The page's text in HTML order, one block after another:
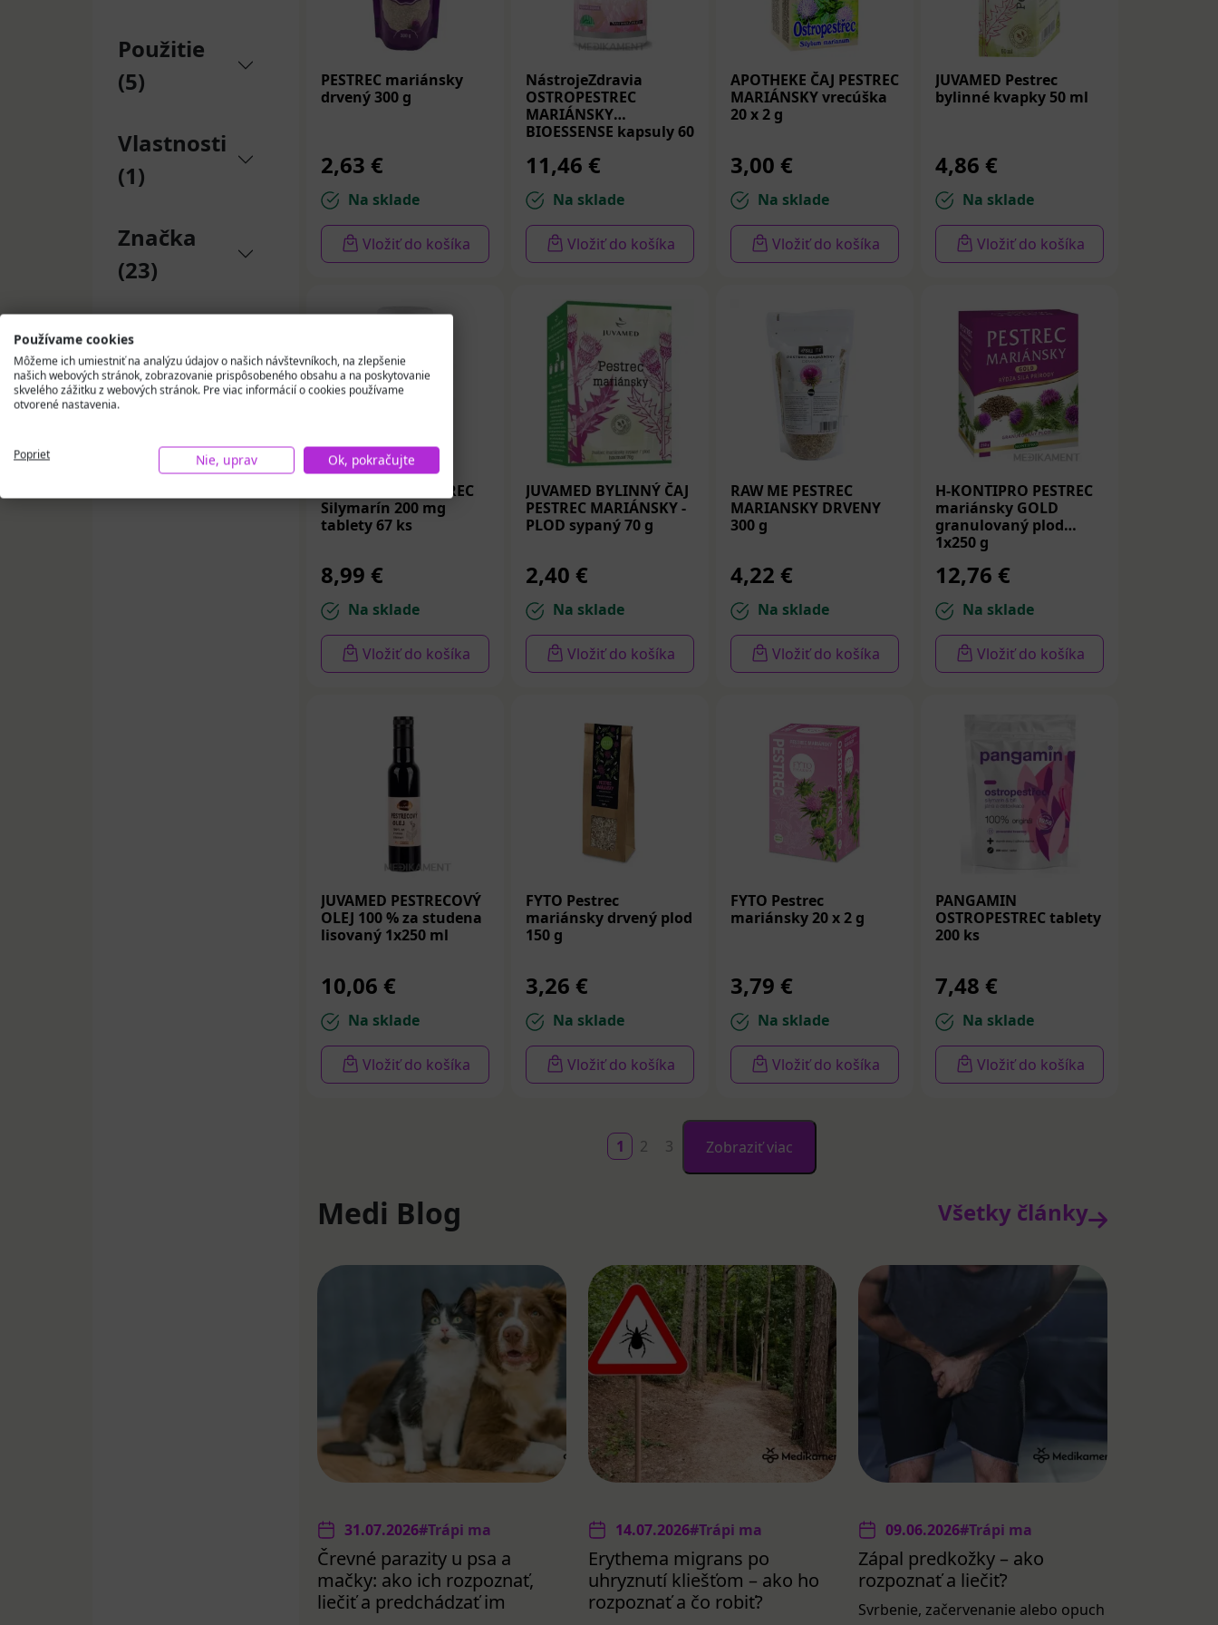
TEREZIA
COMPANY s.r.o.
(1)
Laboratories (1)
ALTER MEDICA
Jan Szupina (1)
spol. s r.o. (1)
CO.ČR, s.r.o. (1)
Canada
Products (1)
GREŠÍK
J.P.M Szupina
Spolka Jawna
Použitie
(5)
Vlastnosti
(1)
Značka
(23)
PESTREC mariánsky
drvený 300 g
2,63 €
Na sklade
Vložiť do košíka
NástrojeZdravia
OSTROPESTREC
MARIÁNSKY
BIOESSENSE kapsuly 60
11,46 €
Na sklade
Vložiť do košíka
APOTHEKE ČAJ PESTREC
MARIÁNSKY vrecúška
20 x 2 g
3,00 €
Na sklade
Vložiť do košíka
JUVAMED Pestrec
bylinné kvapky 50 ml
4,86 €
Na sklade
Vložiť do košíka
MedPharma PESTREC
Silymarín 200 mg
tablety 67 ks
8,99 €
Na sklade
Vložiť do košíka
JUVAMED BYLINNÝ ČAJ
PESTREC MARIÁNSKY -
PLOD sypaný 70 g
2,40 €
Na sklade
Vložiť do košíka
RAW ME PESTREC
MARIANSKY DRVENY
300 g
4,22 €
Na sklade
Vložiť do košíka
H-KONTIPRO PESTREC
mariánsky GOLD
granulovaný plod
1x250 g
12,76 €
Na sklade
Vložiť do košíka
JUVAMED PESTRECOVÝ
OLEJ 100 % za studena
lisovaný 1x250 ml
10,06 €
Na sklade
Vložiť do košíka
FYTO Pestrec
mariánsky drvený plod
150 g
3,26 €
Na sklade
Vložiť do košíka
FYTO Pestrec
mariánsky 20 x 2 g
3,79 €
Na sklade
Vložiť do košíka
PANGAMIN
OSTROPESTREC tablety
200 ks
7,48 €
Na sklade
Vložiť do košíka
1 2 3 Zobraziť viac
Medi Blog Všetky články
31.07.2026#Trápi ma
Črevné parazity u psa a
mačky: ako ich rozpoznať,
liečiť a predchádzať im
14.07.2026#Trápi ma
Erythema migrans po
uhryznutí kliešťom – ako ho
rozpoznať a čo robiť?
09.06.2026#Trápi ma
Zápal predkožky – ako
rozpoznať a liečiť?
Svrbenie, začervenanie alebo opuch
Používame cookies
Môžeme ich umiestniť na analýzu údajov o našich návštevníkoch, na zlepšenie
našich webových stránok, zobrazovanie prispôsobeného obsahu a na poskytovanie
skvelého zážitku z webových stránok. Pre viac informácií o cookies používame
otvorené nastavenia.
Poprieť Nie, uprav Ok, pokračujte